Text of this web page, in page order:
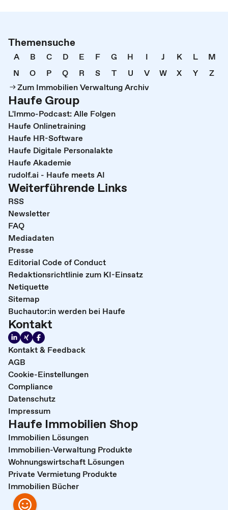
Themensuche
A B C D E F G H I J K L
M
N
O P Q R S T U V W X Y
Z
Zum Immobilien Verwaltung Archiv
Haufe Group
L'Immo-Podcast: Alle Folgen
Haufe Onlinetraining
Haufe HR-Software
Haufe Digitale Personalakte
Haufe Akademie
rudolf.ai - Haufe meets AI
Weiterführende Links
RSS
Newsletter
FAQ
Mediadaten
Presse
Editorial Code of Conduct
Redaktionsrichtlinie zum KI-Einsatz
Netiquette
Sitemap
Buchautor:in werden bei Haufe
Kontakt
Kontakt & Feedback
AGB
Cookie-Einstellungen
Compliance
Datenschutz
Impressum
Haufe Immobilien Shop
Immobilien Lösungen
Immobilien-Verwaltung Produkte
Wohnungswirtschaft Lösungen
Private Vermietung Produkte
Immobilien Bücher